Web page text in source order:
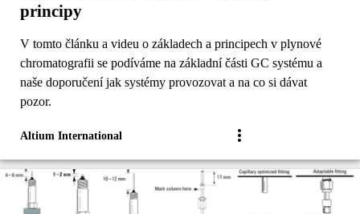
principy
V tomto článku a videu o základech a principech v plynové
chromatografii se podíváme na základní části GC systému a
naše doporučení jak systémy provozovat a na co si dávat
pozor.
Altium International